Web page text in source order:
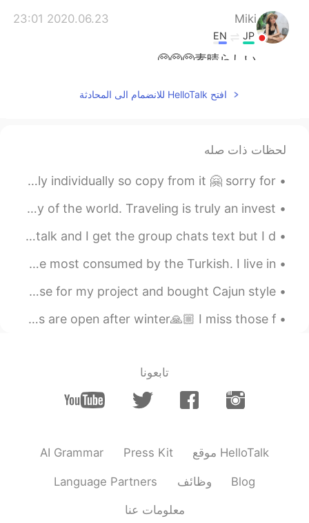
Miki
2020.06.23 23:01
JP
EN
素晴らしい🥺🥺🥺
افتح HelloTalk للانضمام الى المحادثة
لحظات ذات صله
Korean beginner messaged me for vocabs😁😉 i can't reply individually so copy from it 🤗 sorry for ...
I love to travel, to experience and taste the variety of the world. Traveling is truly an invest...
What’s wrong with my phone it’s only doing it to hellotalk and I get the group chats text but I d...
Anchovy is the most famous fish of the Black Sea and the most consumed by the Turkish. I live in ...
Today I went to IKEA to return leftover items I didn't use for my project and bought Cajun style ...
Today for a long time playing little football. The fields are open after winter🙏🏼 I miss those f...
تابعونا
AI Grammar Press Kit موقع HelloTalk
Language Partners وظائف Blog
معلومات عنا